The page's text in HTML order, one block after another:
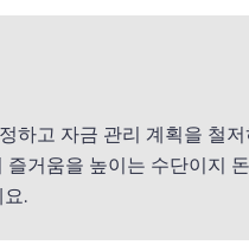
하고 자금 관리 계획을 철저
거움을 높이는 수단이지
.